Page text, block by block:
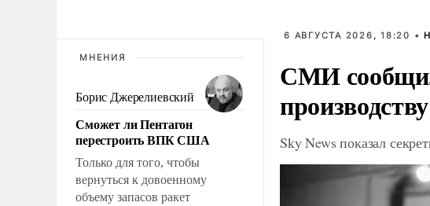
МНЕНИЯ
Борис Джерелиевский
Сможет ли Пентагон
перестроить ВПК США
Только для того, чтобы
вернуться к довоенному
объему запасов ракет
6 АВГУСТА 2026, 18:20 •
СМИ
Sky News показал